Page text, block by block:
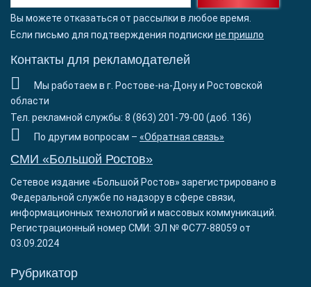
Вы можете отказаться от рассылки в любое время.
Если письмо для подтверждения подписки не пришло
Контакты для рекламодателей
Мы работаем в г. Ростове-на-Дону и Ростовской
области
Тел. рекламной службы: 8 (863) 201-79-00 (доб. 136)
По другим вопросам – «Обратная связь»
СМИ «Большой Ростов»
Сетевое издание «Большой Ростов» зарегистрировано в
Федеральной службе по надзору в сфере связи,
информационных технологий и массовых коммуникаций.
Регистрационный номер СМИ: ЭЛ № ФС77-88059 от
03.09.2024
Рубрикатор